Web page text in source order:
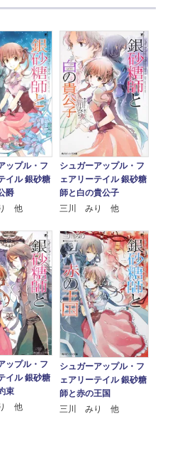
ップル・フ
イル 銀砂糖
爵
他
シュガーアップル・フ
ェアリーテイル 銀砂糖
師と白の貴公子
三川 みり 他
ップル・フ
イル 銀砂糖
束
他
シュガーアップル・フ
ェアリーテイル 銀砂糖
師と赤の王国
三川 みり 他